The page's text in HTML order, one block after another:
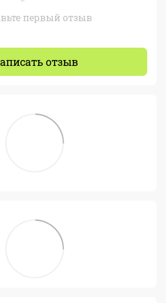
первый отзыв
отзыв